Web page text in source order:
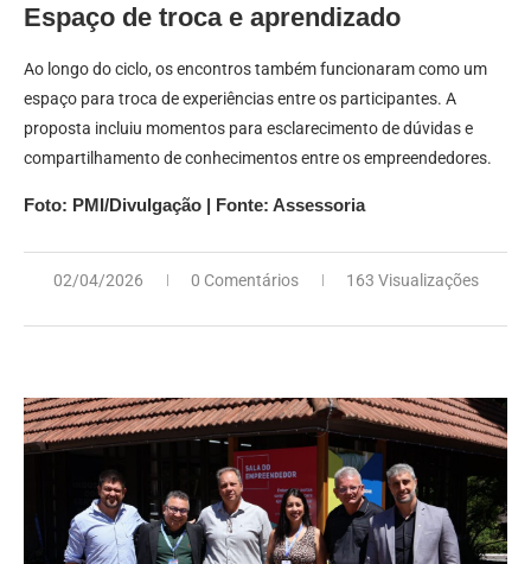
Espaço de troca e aprendizado
Ao longo do ciclo, os encontros também funcionaram como um
espaço para troca de experiências entre os participantes. A
proposta incluiu momentos para esclarecimento de dúvidas e
compartilhamento de conhecimentos entre os empreendedores.
Foto: PMI/Divulgação | Fonte: Assessoria
02/04/2026 0 Comentários 163 Visualizações